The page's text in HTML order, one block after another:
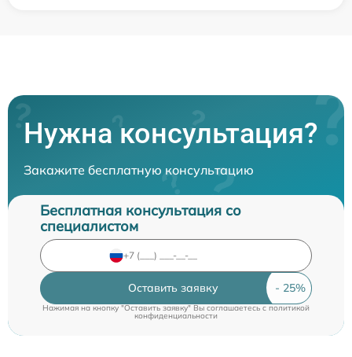
Нужна консультация?
Закажите бесплатную консультацию
Бесплатная консультация со
специалистом
Оставить заявку
Нажимая на кнопку "Оставить заявку" Вы соглашаетесь cполитикой
конфиденциальности